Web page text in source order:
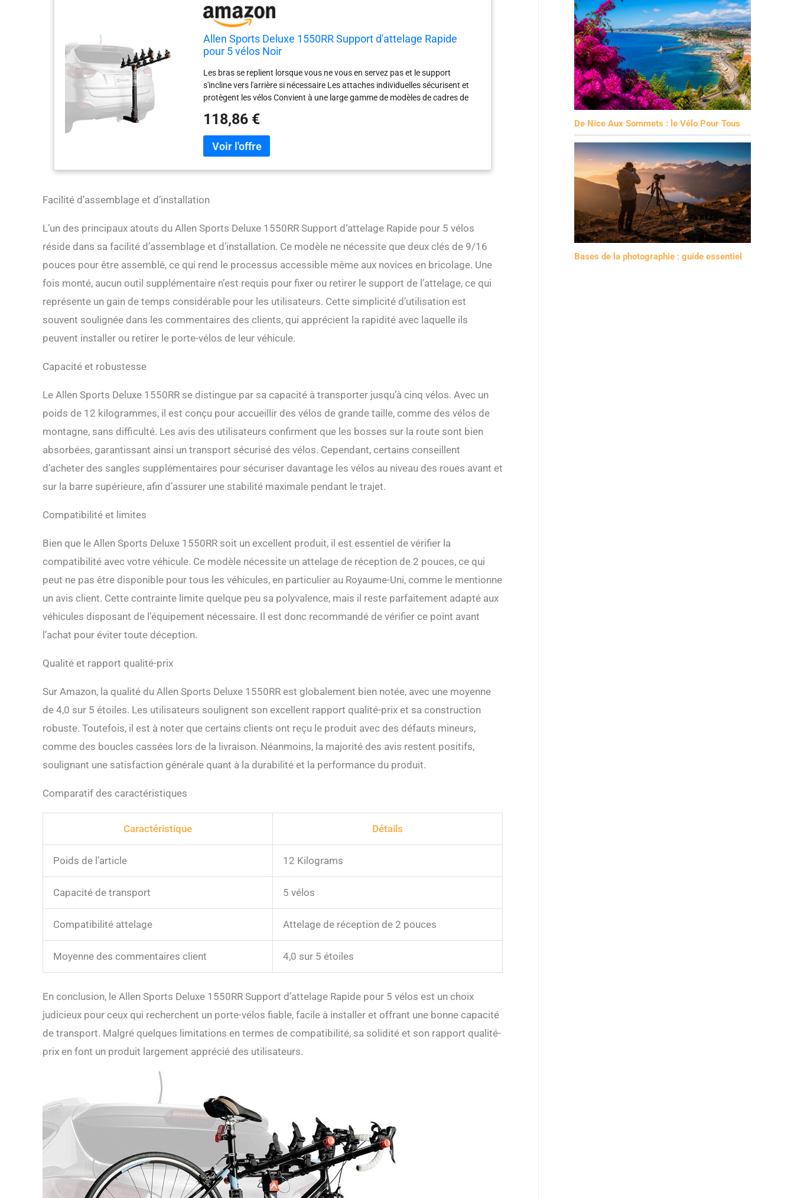
Allen Sports Deluxe 1550RR Support d'attelage Rapide
pour 5 vélos Noir
Les bras se replient lorsque vous ne vous en servez pas et le support
s'incline vers l'arrière si nécessaire Les attaches individuelles sécurisent et
protègent les vélos Convient à une large gamme de modèles de cadres de
depuis l'étranger et peuvent différer des produits locaux, notamment en ce
qui concerne l'ajustement, la classification par âge et la langue du produit,
l'étiquetage ou les instructions.
118,86 €
Facilité d’assemblage et d’installation
L’un des principaux atouts du Allen Sports Deluxe 1550RR Support d’attelage Rapide pour 5 vélos
réside dans sa facilité d’assemblage et d’installation. Ce modèle ne nécessite que deux clés de 9/16
pouces pour être assemblé, ce qui rend le processus accessible même aux novices en bricolage. Une
fois monté, aucun outil supplémentaire n’est requis pour fixer ou retirer le support de l’attelage, ce qui
représente un gain de temps considérable pour les utilisateurs. Cette simplicité d’utilisation est
souvent soulignée dans les commentaires des clients, qui apprécient la rapidité avec laquelle ils
peuvent installer ou retirer le porte-vélos de leur véhicule.
Capacité et robustesse
Le Allen Sports Deluxe 1550RR se distingue par sa capacité à transporter jusqu’à cinq vélos. Avec un
poids de 12 kilogrammes, il est conçu pour accueillir des vélos de grande taille, comme des vélos de
montagne, sans difficulté. Les avis des utilisateurs confirment que les bosses sur la route sont bien
absorbées, garantissant ainsi un transport sécurisé des vélos. Cependant, certains conseillent
d’acheter des sangles supplémentaires pour sécuriser davantage les vélos au niveau des roues avant et
sur la barre supérieure, afin d’assurer une stabilité maximale pendant le trajet.
Compatibilité et limites
Bien que le Allen Sports Deluxe 1550RR soit un excellent produit, il est essentiel de vérifier la
compatibilité avec votre véhicule. Ce modèle nécessite un attelage de réception de 2 pouces, ce qui
peut ne pas être disponible pour tous les véhicules, en particulier au Royaume-Uni, comme le mentionne
un avis client. Cette contrainte limite quelque peu sa polyvalence, mais il reste parfaitement adapté aux
véhicules disposant de l’équipement nécessaire. Il est donc recommandé de vérifier ce point avant
l’achat pour éviter toute déception.
Qualité et rapport qualité-prix
Sur Amazon, la qualité du Allen Sports Deluxe 1550RR est globalement bien notée, avec une moyenne
de 4,0 sur 5 étoiles. Les utilisateurs soulignent son excellent rapport qualité-prix et sa construction
robuste. Toutefois, il est à noter que certains clients ont reçu le produit avec des défauts mineurs,
comme des boucles cassées lors de la livraison. Néanmoins, la majorité des avis restent positifs,
soulignant une satisfaction générale quant à la durabilité et la performance du produit.
Comparatif des caractéristiques
Caractéristique Détails
Poids de l’article 12 Kilograms
Capacité de transport 5 vélos
Compatibilité attelage Attelage de réception de 2 pouces
Moyenne des commentaires client 4,0 sur 5 étoiles
En conclusion, le Allen Sports Deluxe 1550RR Support d’attelage Rapide pour 5 vélos est un choix
judicieux pour ceux qui recherchent un porte-vélos fiable, facile à installer et offrant une bonne capacité
de transport. Malgré quelques limitations en termes de compatibilité, sa solidité et son rapport qualité-
prix en font un produit largement apprécié des utilisateurs.
De Nice Aux Sommets : le Vélo Pour Tous
Bases de la photographie : guide essentiel